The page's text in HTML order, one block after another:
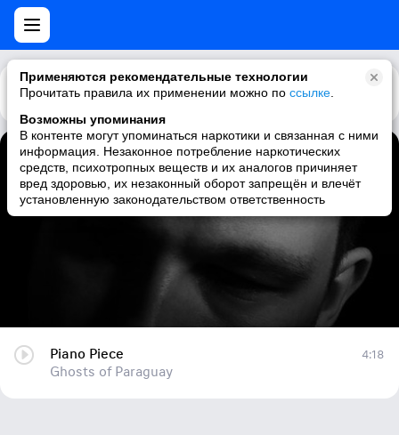
Применяются рекомендательные технологии
Прочитать правила их применении можно по ссылке
Возможны упоминания
В контенте могут упоминаться наркотики и связанная с ними
информация. Незаконное потребление наркотических
средств, психотропных веществ и их аналогов причиняет
вред здоровью, их незаконный оборот запрещён и влечёт
установленную законодательством ответственность
Каталог Рекомендации
Piano Piece
Ghosts of Paraguay
Piano Piece
Ghosts of Paraguay
4:18